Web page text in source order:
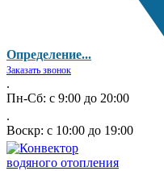
Определение...
Заказать звонок
.
Пн-Сб: с 9:00 до 20:00
.
Воскр: с 10:00 до 19:00